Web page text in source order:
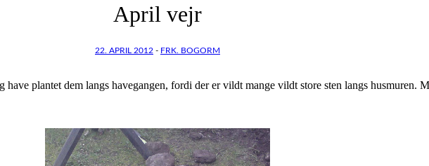
April vejr
22. APRIL 2012 - FRK. BOGORM
plantet dem langs havegangen, fordi der er vildt mange vildt store sten langs husmuren.